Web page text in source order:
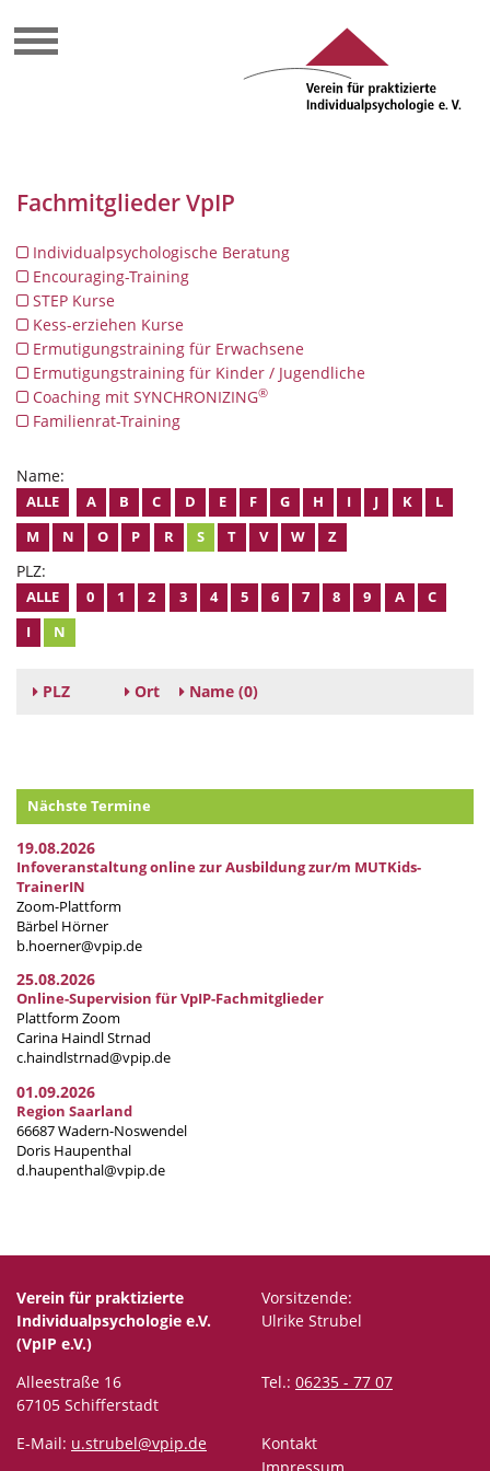
Fachmitglieder VpIP
Individualpsychologische Beratung
Encouraging-Training
STEP Kurse
Kess-erziehen Kurse
Ermutigungstraining für Erwachsene
Ermutigungstraining für Kinder / Jugendliche
Coaching mit SYNCHRONIZING®
Familienrat-Training
Name:
ALLE A B C D E F G H I J K
L
M
N O P R S T V W Z
PLZ:
ALLE 0 1 2 3 4 5 6 7 8 9 A
C
I
N
PLZ Ort Name (0)
Nächste Termine
19.08.2026
Infoveranstaltung online zur Ausbildung zur/m MUTKids-
TrainerIN
Zoom-Plattform
Bärbel Hörner
b.hoerner@vpip.de
25.08.2026
Online-Supervision für VpIP-Fachmitglieder
Plattform Zoom
Carina Haindl Strnad
c.haindlstrnad@vpip.de
01.09.2026
Region Saarland
66687 Wadern-Noswendel
Doris Haupenthal
d.haupenthal@vpip.de
Verein für praktizierte
Individualpsychologie e.V.
(VpIP e.V.)
Vorsitzende:
Ulrike Strubel
Alleestraße 16
67105 Schifferstadt
Tel.: 06235 - 77 07
E-Mail: u.strubel@vpip.de
Kontakt